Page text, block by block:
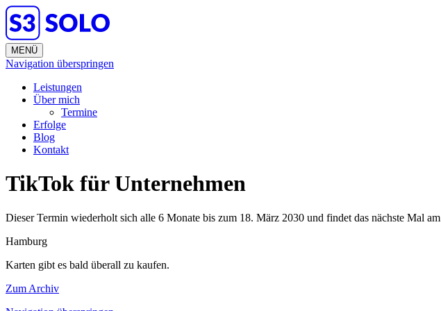
MENÜ
Navigation überspringen
Leistungen
Über mich
Termine
Erfolge
Blog
Kontakt
TikTok für Unternehmen
Dieser Termin wiederholt sich alle 6 Monate bis zum 18. März 2030 und findet das nächste Mal am
Hamburg
Karten gibt es bald überall zu kaufen.
Zum Archiv